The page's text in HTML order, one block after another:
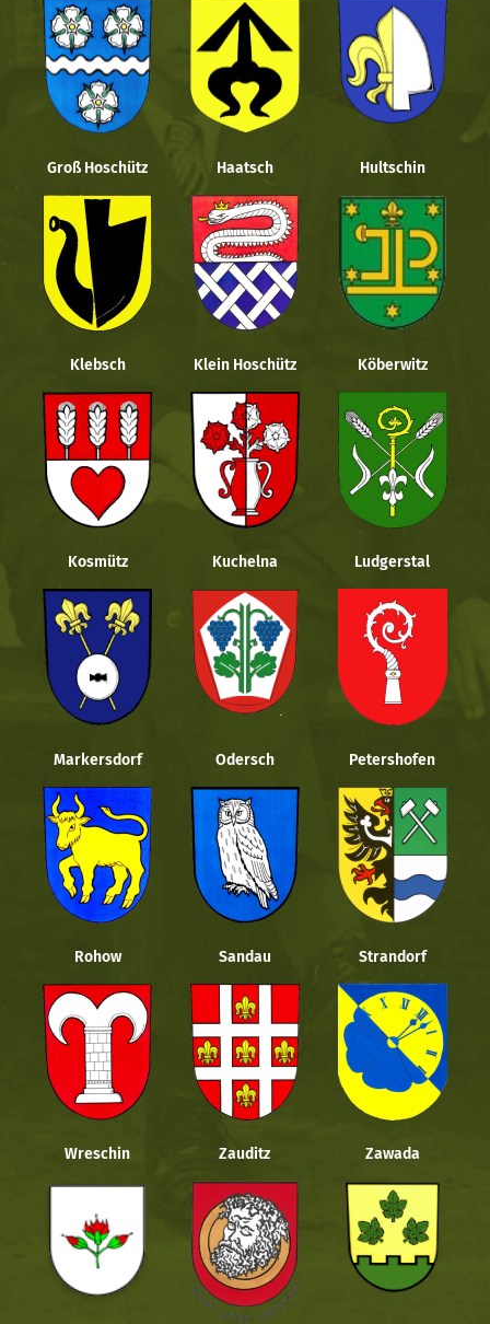
Groß Hoschütz Haatsch Hultschin
Klebsch Klein Hoschütz Köberwitz
Kosmütz Kuchelna Ludgerstal
Markersdorf Odersch Petershofen
Rohow Sandau Strandorf
Wreschin Zauditz Zawada